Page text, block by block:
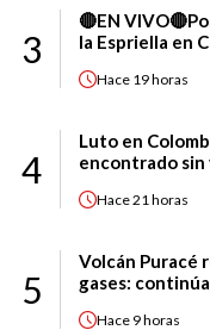
3
🔴EN
la Espriella en
Hace 19 horas
4
Luto en
encontrado sin
Hace21 horas
5
Volcán Puracé
gases:
Hace 9 horas